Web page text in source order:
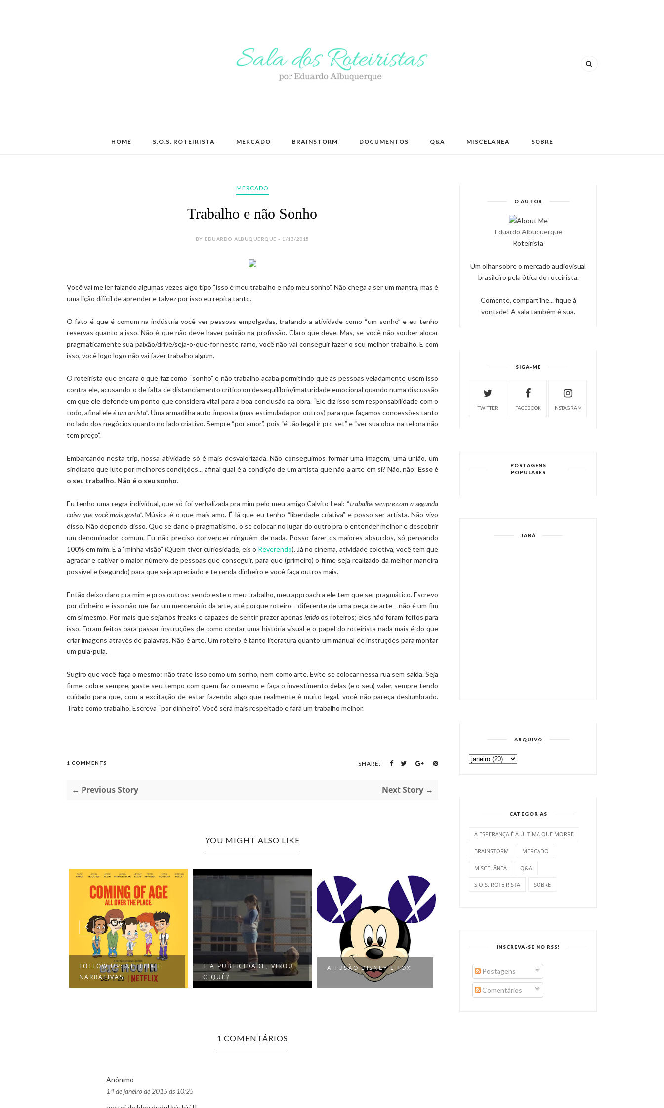
HOME S.O.S. ROTEIRISTA MERCADO BRAINSTORM DOCUMENTOS Q&A MISCELÂNEA SOBRE
MERCADO
Trabalho e não Sonho
BY EDUARDO ALBUQUERQUE - 1/13/2015
Você vai me ler falando algumas vezes algo tipo “isso é meu trabalho e não meu sonho”. Não chega a ser um mantra, mas é
uma lição difícil de aprender e talvez por isso eu repita tanto.
O fato é que é comum na indústria você ver pessoas empolgadas, tratando a atividade como “um sonho” e eu tenho
reservas quanto a isso. Não é que não deve haver paixão na profissão. Claro que deve. Mas, se você não souber alocar
pragmaticamente sua paixão/drive/seja-o-que-for neste ramo, você não vai conseguir fazer o seu melhor trabalho. E com
isso, você logo logo não vai fazer trabalho algum.
O roteirista que encara o que faz como “sonho” e não trabalho acaba permitindo que as pessoas veladamente usem isso
contra ele, acusando-o de falta de distanciamento crítico ou desequilíbrio/imaturidade emocional quando numa discussão
em que ele defende um ponto que considera vital para a boa conclusão da obra. “Ele diz isso sem responsabilidade com o
todo, afinal eleé um artista”. Uma armadilha auto-imposta (mas estimulada por outros) para que façamos concessões tanto
no lado dos negócios quanto no lado criativo. Sempre “por amor”, pois “é tão legal ir pro set” e “ver sua obra na telona não
tem preço”.
Embarcando nesta trip, nossa atividade só é mais desvalorizada. Não conseguimos formar uma imagem, uma união, um
sindicato que lute por melhores condições... afinal qual é a condição de um artista que não a arte em si? Não, não: Esse é
o seu trabalho. Não é o seu sonho.
Eu tenho uma regra individual, que só foi verbalizada pra mim pelo meu amigo Calvito Leal: “trabalhe sempre com a segunda
coisa que você mais gosta”. Música é o que mais amo. É lá que eu tenho “liberdade criativa” e posso ser artista. Não vivo
disso. Não dependo disso. Que se dane o pragmatismo, o se colocar no lugar do outro pra o entender melhor e descobrir
um denominador comum. Eu não preciso convencer ninguém de nada. Posso fazer os maiores absurdos, só pensando
100% em mim. É a “minha visão” (Quem tiver curiosidade, eis o Reverendo). Já no cinema, atividade coletiva, você tem que
agradar e cativar o maior número de pessoas que conseguir, para que (primeiro) o filme seja realizado da melhor maneira
possível e (segundo) para que seja apreciado e te renda dinheiro e você faça outros mais.
Então deixo claro pra mim e pros outros: sendo este o meu trabalho, meu approach a ele tem que ser pragmático. Escrevo
por dinheiro e isso não me faz um mercenário da arte, até porque roteiro - diferente de uma peça de arte - não é um fim
em si mesmo. Por mais que sejamos freaks e capazes de sentir prazer apenaslendoos roteiros; eles não foram feitos para
isso. Foram feitos para passar instruções de como contar uma história visual e o papel do roteirista nada mais é do que
criar imagens através de palavras. Não é arte. Um roteiro é tanto literatura quanto um manual de instruções para montar
um pula-pula.
Sugiro que você faça o mesmo: não trate isso como um sonho, nem como arte. Evite se colocar nessa rua sem saída. Seja
firme, cobre sempre, gaste seu tempo com quem faz o mesmo e faça o investimento delas (e o seu) valer, sempre tendo
cuidado para que, com a excitação de estar fazendo algo que realmente é muito legal, você não pareça deslumbrado.
Trate como trabalho. Escreva “por dinheiro”. Você será mais respeitado e fará um trabalho melhor.
1 COMMENTS SHARE:
← Previous Story Next Story →
YOU MIGHT ALSO LIKE
FOLLOW UP: NETFLIX E
NARRATIVAS
E A PUBLICIDADE, VIROU
O QUÊ?
A FUSÃO DISNEY E FOX
A TV VIROU CINEMA E O
CINEMA VIROU ...
1 COMENTÁRIOS
Anônimo
14 de janeiro de 2015 às 10:25
O AUTOR
Eduardo Albuquerque
Roteirista
Um olhar sobre o mercado audiovisual
brasileiro pela ótica do roteirista.
Comente, compartilhe... fique à
vontade! A sala também é sua.
SIGA-ME
TWITTER FACEBOOK INSTAGRAM
POSTAGENS
POPULARES
JABÁ
ARQUIVO
CATEGORIAS
A ESPERANÇA É A ÚLTIMA QUE MORRE
BRAINSTORM MERCADO
MISCELÂNEA Q&A
S.O.S. ROTEIRISTA SOBRE
INSCREVA-SE NO RSS!
Postagens
Comentários